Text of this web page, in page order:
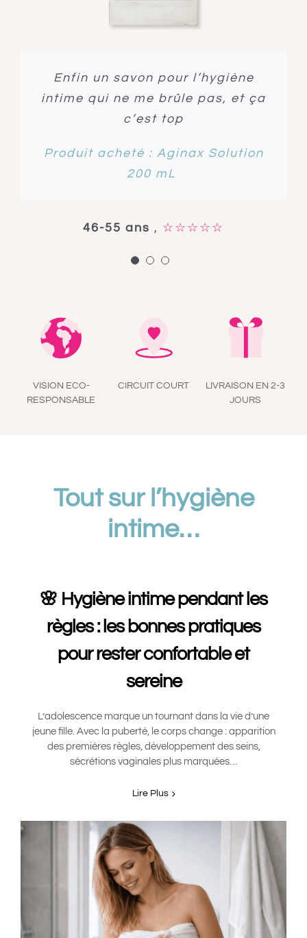
Enfin un savon pour l’hygiène
intime qui ne me brûle pas, et ça
c’est top
Produit acheté : Aginax Solution
200 mL
46-55 ans ☆☆☆☆☆
Aginax solution utilisé depuis 18
mois, bien toléré m’apporte le
confort souhaité.
Produit acheté : Aginax Solution
200 mL
+56 ans, ☆☆☆☆☆
Une grande sensation de
fraicheur et de bien être depuis
que j’utilise Aginax solution
Produit acheté : Aginax Solution
VISION ECO-
RESPONSABLE
CIRCUIT COURT
LIVRAISON EN 2-3
JOURS
Tout sur l’hygiène
intime…
🌸 Hygiène intime pendant les
règles : les bonnes pratiques
pour rester confortable et
sereine
L’adolescence marque un tournant dans la vie d’une
jeune fille. Avec la puberté, le corps change : apparition
des premières règles, développement des seins,
sécrétions vaginales plus marquées…
Lire Plus